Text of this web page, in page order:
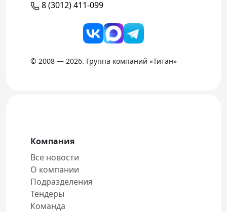
8 (3012) 411-099
© 2008 — 2026. Группа компаний «Титан»
Компания
Все новости
О компании
Подразделения
Тендеры
Команда